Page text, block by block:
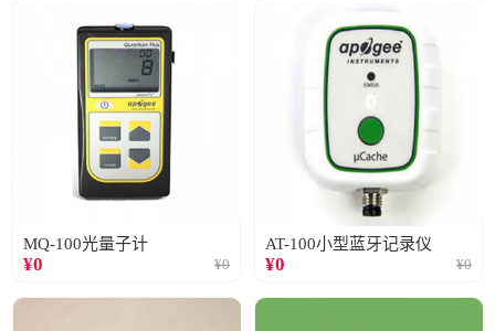
MQ-100光量子计
¥0 ¥0
AT-100小型蓝牙记录仪
¥0 ¥0